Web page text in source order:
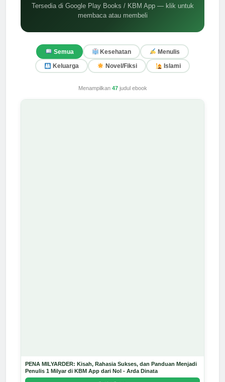
Tersedia di Google Play Books / KBM App — klik untuk
membaca atau membeli
Semua Kesehatan Menulis
Keluarga Novel/Fiksi Islami
Menampilkan 47judul ebook
PENA MILYARDER: Kisah, Rahasia Sukses, dan Panduan Menjadi
Penulis 1 Milyar di KBM App dari Nol - Arda Dinata